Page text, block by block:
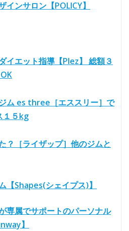
ンサロン【POLICY】
イエット指導【Plez】 総額３
ム es three［エススリー］で
１５kg
？［ライザップ］他のジムと
【Shapes(シェイプス)】
専属でサポートのパーソナル
】